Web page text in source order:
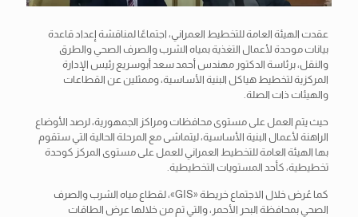
عقدت الهيئة العامة للتخطيط العمراني، اجتماعًا لمناقشة إعداد قاعدة
بيانات موحدة لأعمال التغذية بمياه الشرب والصرف الصحي والطرق
والنقل، برئاسة الدكتور مهندس أحمد سعد أبوسريع رئيس الإدارة
المركزية لتخطيط هياكل البنية الأساسية، وممثلين عن القطاعات
والهيئات ذات الصلة.
حيث يتم العمل على مستوى محافظات ومراكز الجمهورية، لرصد الأوضاع
الراهنة لأعمال البنية الأساسية، ليتماشى مع المرحلة الحالية التي ستقوم
بها الهيئة العامة للتخطيط العمراني للعمل على مستوى المركز كوحدة
تخطيطية، كأحد المستويات التخطيطية.
كما عُرض خلال الاجتماع خريطة «GIS»، لقطاع مياه الشرب والصرف
الصحي بمحافظة البحر الأحمر، والتي تم من خلالها عرض الطاقات